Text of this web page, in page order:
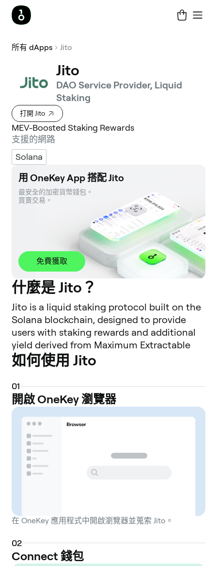
所有 dApps Jito
Jito
DAO Service Provider, Liquid
Staking
打開 Jito
MEV-Boosted Staking Rewards
支援的網路
Solana
用 OneKey App 搭配 Jito
最安全的加密貨幣錢包。
買賣交易。
免費獲取
什麼是 Jito？
Jito is a liquid staking protocol built on the
Solana blockchain, designed to provide
users with staking rewards and additional
yield derived from Maximum Extractable
Value (MEV). When users stake their SOL
tokens with the Jito protocol, they receive
JitoSOL, a liquid staking token (LST). This
JitoSOL token represents their staked SOL
plus accrued rewards, and it can be freely
used across the Solana DeFi ecosystem,
allowing users to pursue other yield-
generating strategies while continuing to
earn staking returns. A core differentiator
for Jito is its mechanism for capturing and
Solana node operators. Validators running
this client can earn revenue from MEV
liquidations, that occur within the blocks
they produce. This captured MEV revenue
如何使用 Jito
01
開啟 OneKey 瀏覽器
在 OneKey 應用程式中開啟瀏覽器並蒐索 Jito。
02
Connect 錢包